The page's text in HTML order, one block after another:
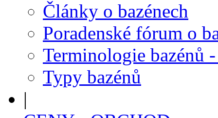
Články o bazénech
Poradenské fórum o
Terminologie bazénů
Typy bazénů
|